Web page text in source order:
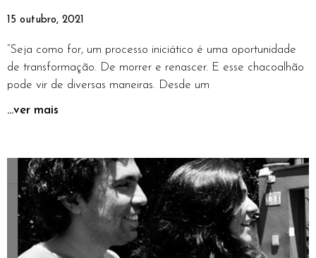
15 outubro, 2021
“Seja como for, um processo iniciático é uma oportunidade
de transformação. De morrer e renascer. E esse chacoalhão
pode vir de diversas maneiras. Desde um
...ver mais